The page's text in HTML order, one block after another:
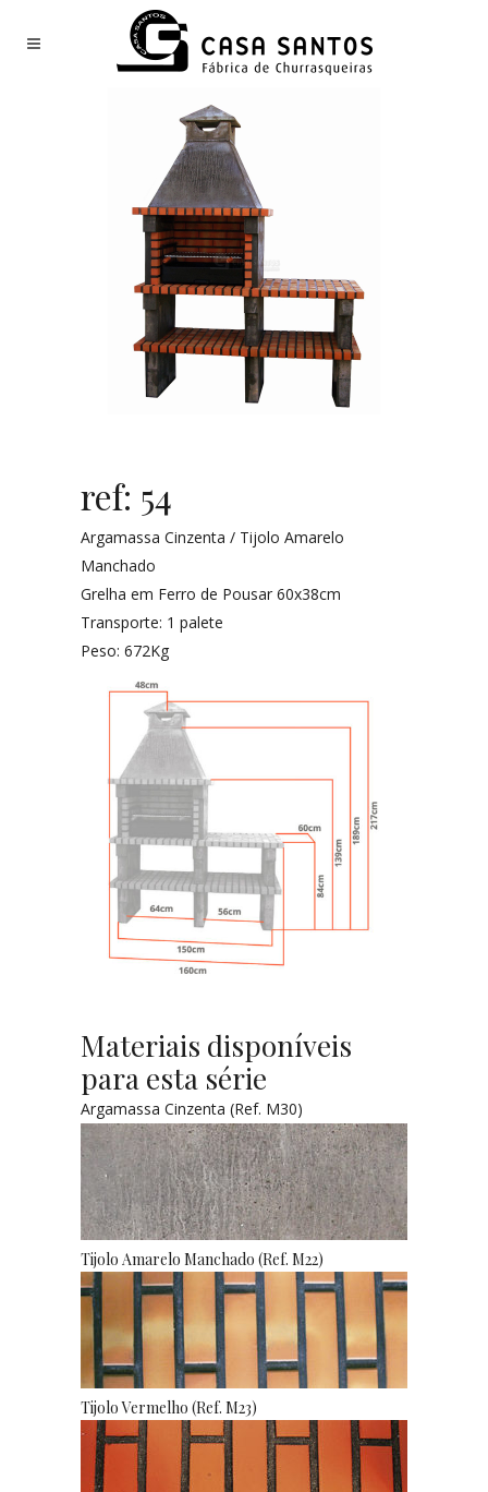
ref: 54
Argamassa Cinzenta / Tijolo Amarelo
Manchado
Grelha em Ferro de Pousar 60x38cm
Transporte: 1 palete
Peso: 672Kg
Materiais disponíveis
para esta série
Argamassa Cinzenta (Ref. M30)
Tijolo Amarelo Manchado (Ref. M22)
Tijolo Vermelho (Ref. M23)